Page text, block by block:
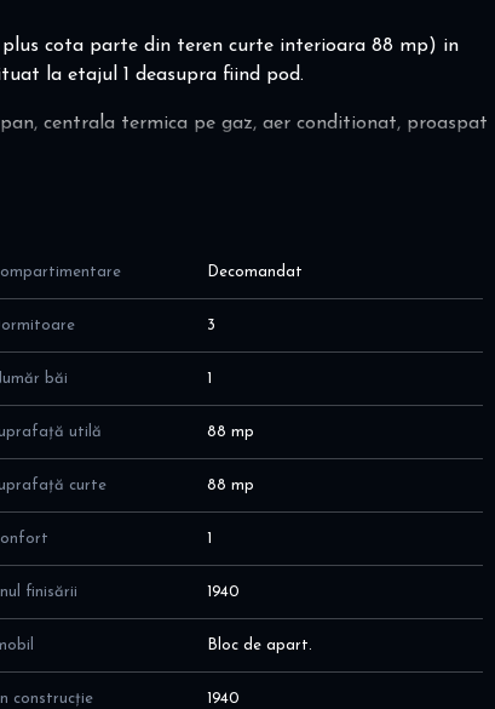
cota parte din teren curte interioara 88 mp) in
la etajul 1 deasupra fiind pod.
centrala termica pe gaz, aer conditionat, proaspat
o curte interioara cu verdeata ce oferta liniste
Decomandat
3
băi 1
utilă 88 mp
curte 88 mp
1
finisării 1940
Bloc de apart.
construcție 1940